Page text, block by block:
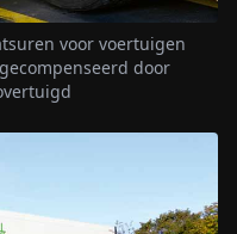
voor voertuigen
door